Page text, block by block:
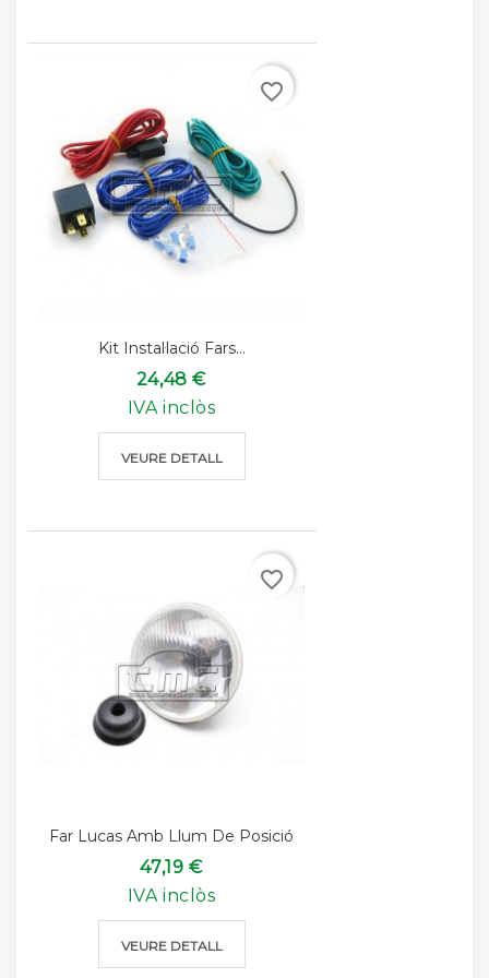
Kit Instal·lació Fars...
24,48 €
IVA inclòs
VEURE DETALL
favorite_border
Far Lucas Amb Llum De Posició
47,19 €
IVA inclòs
VEURE DETALL
favorite_border